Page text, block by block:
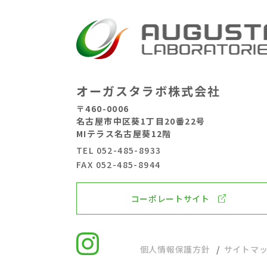
オーガスタラボ株式会社
〒460-0006
名古屋市中区葵1丁目20番22号
MIテラス名古屋葵12階
TEL 052-485-8933
FAX 052-485-8944
コーポレートサイト
個人情報保護方針 サイトマ